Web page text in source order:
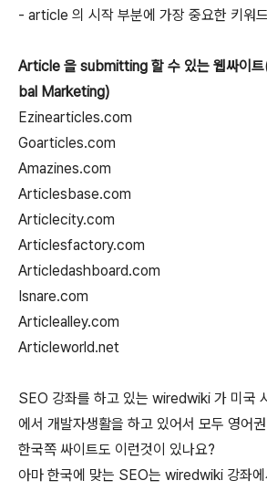
- article 의 시작 부분에 가장 중요한 키워
Article 을 submitting 할 수 있는 웹싸이
bal Marketing)
Ezinearticles.com
Goarticles.com
Amazines.com
Articlesbase.com
Articlecity.com
Articlesfactory.com
Articledashboard.com
Isnare.com
Articlealley.com
Articleworld.net
SEO 강좌를 하고 있는 wiredwiki 가 미국
에서 개발자생활을 하고 있어서 모두 영어
한국쪽 싸이트도 이런것이 있나요?
아마 한국에 맞는 SEO는 wiredwiki 강좌